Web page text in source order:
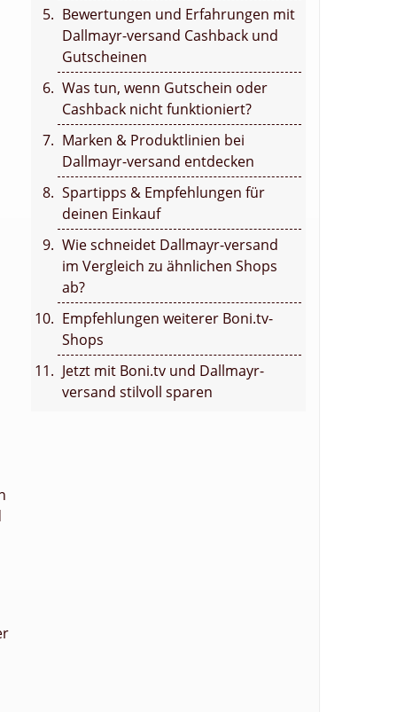
Bewertungen und Erfahrungen mit
Dallmayr-versand Cashback und
Gutscheinen
Was tun, wenn Gutschein oder
Cashback nicht funktioniert?
Marken & Produktlinien bei
Dallmayr-versand entdecken
Spartipps & Empfehlungen für
deinen Einkauf
Wie schneidet Dallmayr-versand
im Vergleich zu ähnlichen Shops
ab?
Empfehlungen weiterer Boni.tv-
Shops
Jetzt mit Boni.tv und Dallmayr-
versand stilvoll sparen